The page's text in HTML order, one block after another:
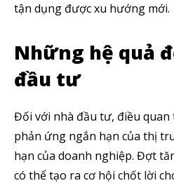
Theo dõi CIG
tận dụng được xu hướng mới.
Những hệ quả
đầu tư
Đối với nhà đầu tư, điều
phản ứng ngắn hạn của thị
hạn của doanh nghiệp. Đợt
có thể tạo ra cơ hội chốt lời